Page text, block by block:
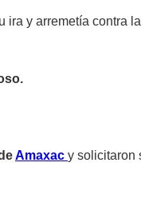
ira y arremetía contra la
Amaxac y solicitaron